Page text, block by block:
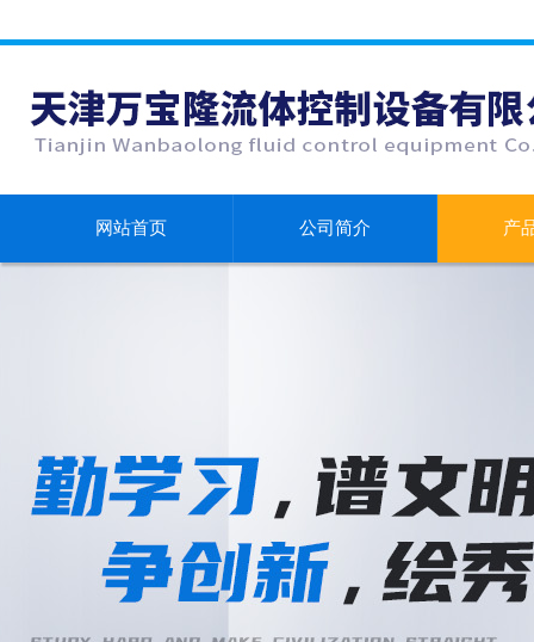
网站首页 公司简介 产